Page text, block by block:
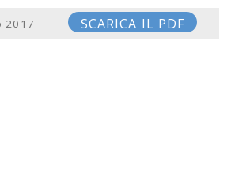
2017 SCARICA IL PDF